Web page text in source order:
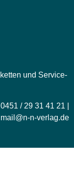
und Service-
/ 29 31 41 21 |
mail@n-n-verlag.de